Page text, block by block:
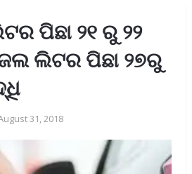
ପିଛା ୨୧ ରୁ ୨୨
ଲିଟର ପିଛା ୨୭ରୁ
31, 2018